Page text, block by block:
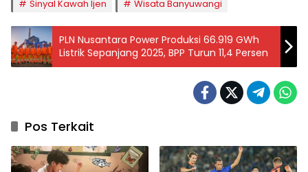
Sinyal Kawah Ijen Wisata Banyuwangi
PLN Nusantara Power Produksi 66.919 GWh
Listrik Sepanjang 2025, BPP Turun 11,4 Persen
Pos Terkait